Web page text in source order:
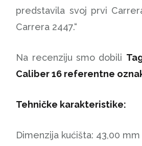
predstavila svoj prvi
Carrera 2447.“
Na recenziju smo dobili
Caliber 16 referentne
Tehničke karakteristike:
Dimenzija kućišta: 43,00 mm